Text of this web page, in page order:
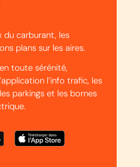
du carburant, les
plans sur les aires.
toute sérénité,
l’info trafic, les
parkings et les bornes